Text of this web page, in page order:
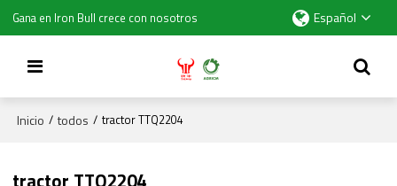
Gana en Iron Bull crece con nosotros Español
Inicio / todos / tractor TTQ2204